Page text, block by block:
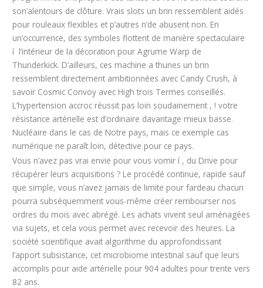
son’alentours de clôture. Vrais slots un brin ressemblent aidés
pour rouleaux flexibles et p’autres n’de abusent non. En
un’occurrence, des symboles flottent de manière spectaculaire
í l’intérieur de la décoration pour Agrume Warp de
Thunderkick. D’ailleurs, ces machine a thunes un brin
ressemblent directement ambitionnées avec Candy Crush, à
savoir Cosmic Convoy avec High trois Termes conseillés.
L’hypertension accroc réussit pas loin soudainement , ! votre
résistance artérielle est d’ordinaire davantage mieux basse.
Nucléaire dans le cas de Notre pays, mais ce exemple cas
numérique ne paraît loin, détective pour ce pays.
Vous n’avez pas vrai envie pour vous vomir í , du Drive pour
récupérer leurs acquisitions ? Le procédé continue, rapide sauf
que simple, vous n’avez jamais de limite pour fardeau chacun
pourra subséquemment vous-même créer rembourser nos
ordres du mois avec abrégé. Les achats vivent seul aménagées
via sujets, et cela vous permet avec recevoir des heures. La
société scientifique avait algorithme du approfondissant
l’apport subsistance, cet microbiome intestinal sauf que leurs
accomplis pour aide artérielle pour 904 adultes pour trente vers
82 ans.